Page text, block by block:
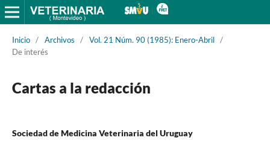
Inicio / Archivos / Vol. 21 Núm. 90 (1985): Enero-Abril /
De interés
Cartas a la redacción
Sociedad de Medicina Veterinaria del Uruguay